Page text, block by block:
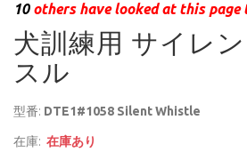
10others have looked at this page
犬訓練用 サイレ
スル
型番: DTE1#1058 Silent Whistle
在庫: 在庫あり